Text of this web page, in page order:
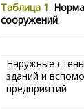
Таблица 1.
сооружений
Наружные
зданий и
предприятий